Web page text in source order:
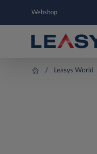
Webshop
Leasys World